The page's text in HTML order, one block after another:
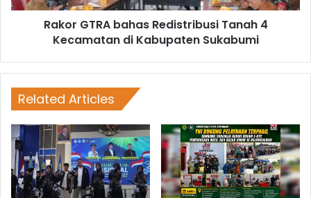
Rakor GTRA bahas Redistribusi Tanah 4
Kecamatan di Kabupaten Sukabumi
Related Articles